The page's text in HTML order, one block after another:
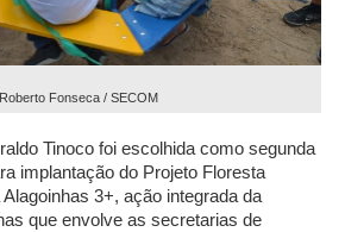
Roberto Fonseca / SECOM
Tinoco foi escolhida como segunda
implantação do Projeto Floresta
3+, ação integrada da
que envolve as secretarias de